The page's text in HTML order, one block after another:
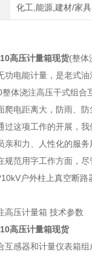
化工,能源,建材/家
高压计量箱现货(整体
功电能计量，是老式油
体浇注高压干式组合
爬电距离大，防雨、
过这项工作的开展，
亲和力、人性化的服
规范用字工作方面，
户外柱上真空断路
高压计量箱 技术参数
高压计量箱现货
互感器和计量仪表箱